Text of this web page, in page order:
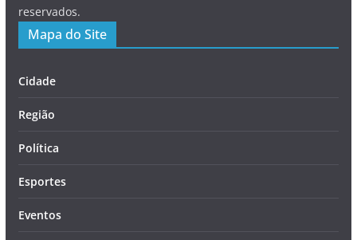
reservados.
Mapa do Site
Cidade
Região
Política
Esportes
Eventos